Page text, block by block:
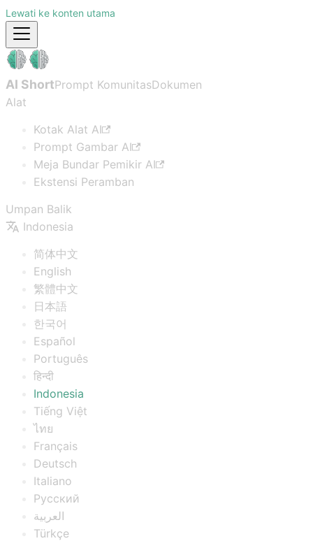
Lewati ke konten utama
AI ShortPrompt KomunitasDokumen
Alat
Kotak Alat AI
Prompt Gambar AI
Meja Bundar Pemikir AI
Ekstensi Peramban
Umpan Balik
Indonesia
简体中文
English
繁體中文
日本語
한국어
Español
Português
हिन्दी
Indonesia
Tiếng Việt
ไทย
Français
Deutsch
Italiano
Русский
العربية
Türkçe